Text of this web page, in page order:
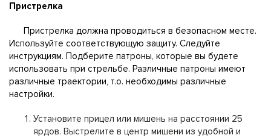
Пристрелка
Пристрелка должна проводиться в безопасном месте.
Используйте соответствующую защиту. Следуйте
инструкциям. Подберите патроны, которые вы будете
использовать при стрельбе. Различные патроны имеют
различные траектории, т.о. необходимы различные
настройки.
Установите прицел или мишень на расстоянии 25
ярдов. Выстрелите в центр мишени из удобной и